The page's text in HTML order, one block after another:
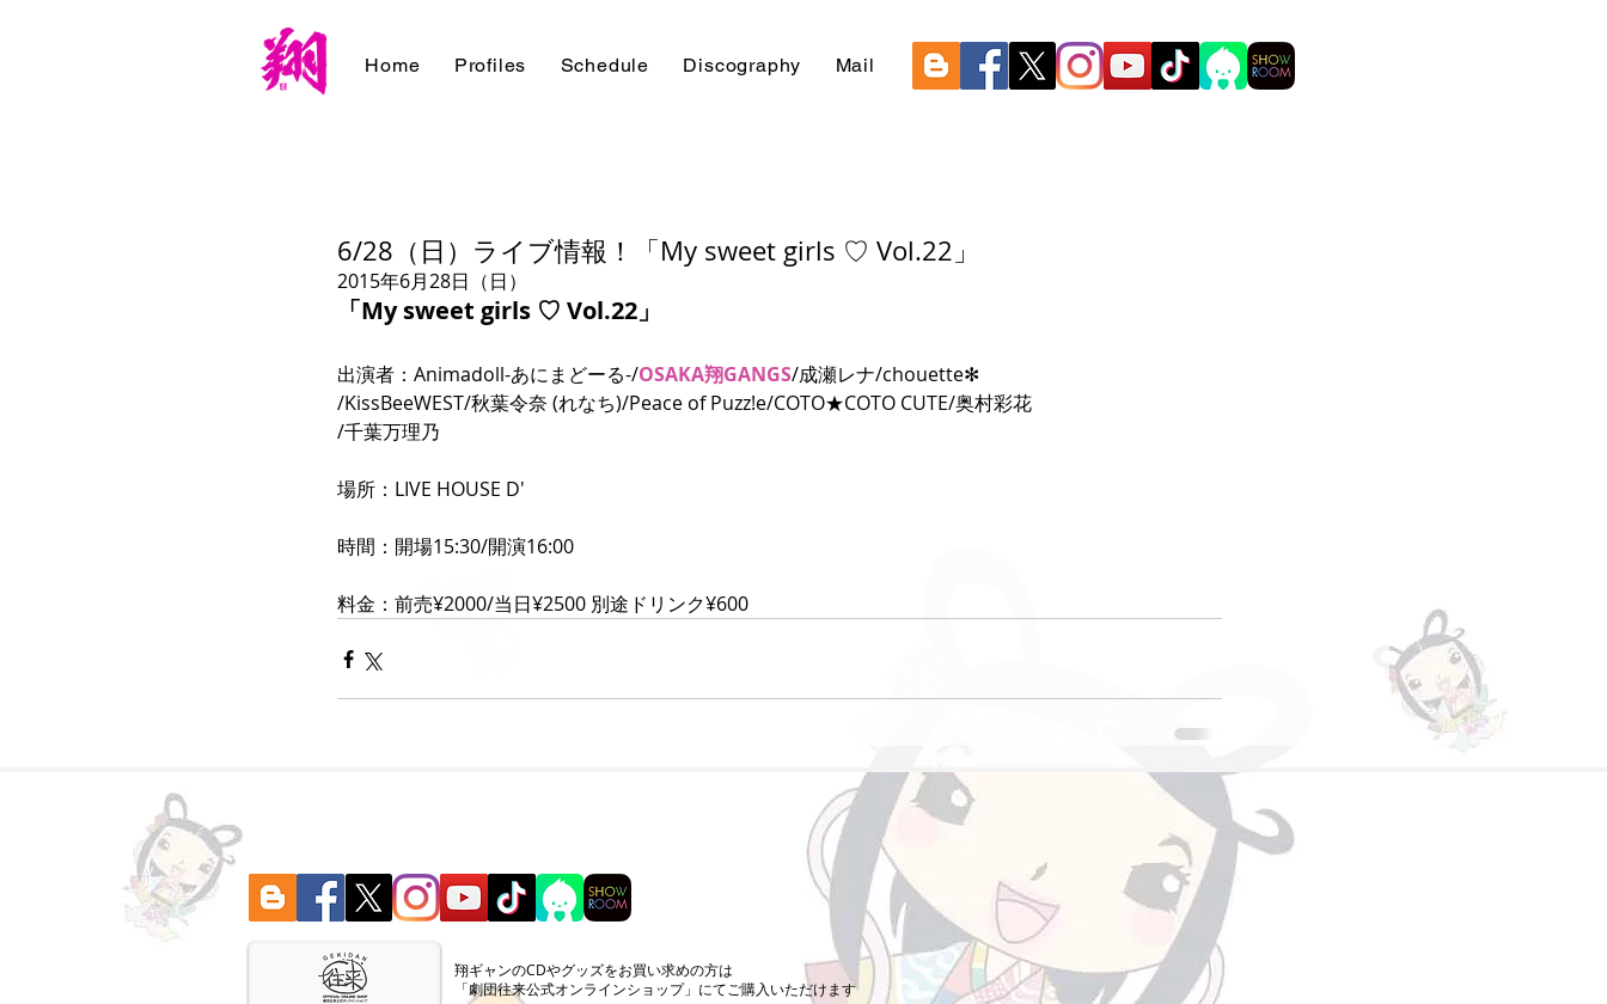
Home Profiles Schedule Discography Mail
6/28（日）ライブ情報！「My sweet girls ♡ Vol.22」
2015年6月28日（日）
「My sweet girls ♡ Vol.22」
出演者：Animadoll-あにまどーる-/OSAKA翔GANGS/成瀬レナ/chouette✻
/KissBeeWEST/秋葉令奈 (れなち)/Peace of Puzz!e/COTO★COTO CUTE/奥村彩花
/千葉万理乃
場所：LIVE HOUSE D'
時間：開場15:30/開演16:00
料金：前売¥2000/当日¥2500 別途ドリンク¥600
​翔ギャンのCDやグッズをお買い求めの方は
「劇団往来公式オンラインショップ」にてご購入いただけます